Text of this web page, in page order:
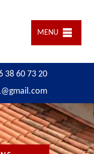
MENU
38 60 73 20